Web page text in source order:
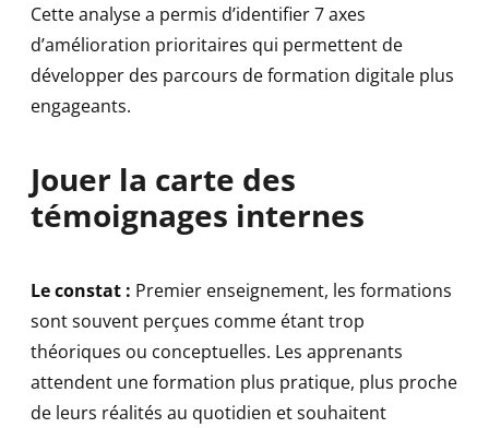
Cette analyse a permis d’identifier 7 axes
d’amélioration prioritaires qui permettent de
développer des parcours de formation digitale plus
engageants.
Jouer la carte des
témoignages internes
Le constat : Premier enseignement, les formations
sont souvent perçues comme étant trop
théoriques ou conceptuelles. Les apprenants
attendent une formation plus pratique, plus proche
de leurs réalités au quotidien et souhaitent